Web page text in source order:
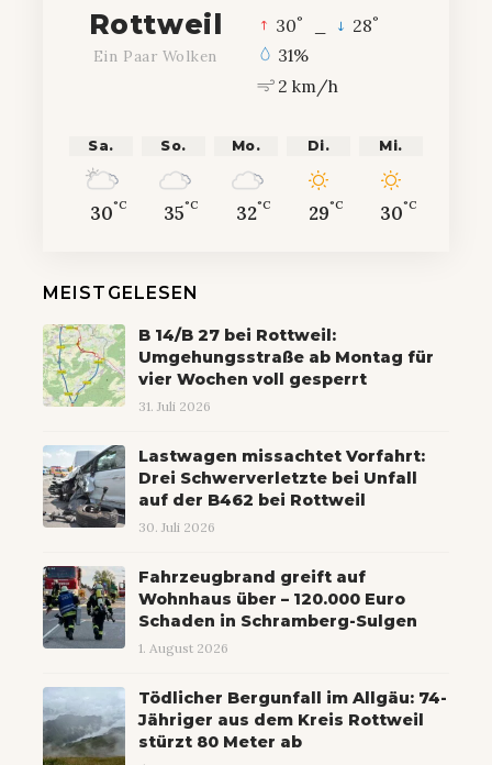
Rottweil
Ein Paar Wolken
30° 28°
31%
2 km/h
Sa.
30°C
So.
35°C
Mo.
32°C
Di.
29°C
Mi.
30°C
MEISTGELESEN
B 14/B 27 bei Rottweil:
Umgehungsstraße ab Montag für
vier Wochen voll gesperrt
31. Juli 2026
Lastwagen missachtet Vorfahrt:
Drei Schwerverletzte bei Unfall
auf der B462 bei Rottweil
30. Juli 2026
Fahrzeugbrand greift auf
Wohnhaus über – 120.000 Euro
Schaden in Schramberg-Sulgen
1. August 2026
Tödlicher Bergunfall im Allgäu: 74-
Jähriger aus dem Kreis Rottweil
stürzt 80 Meter ab